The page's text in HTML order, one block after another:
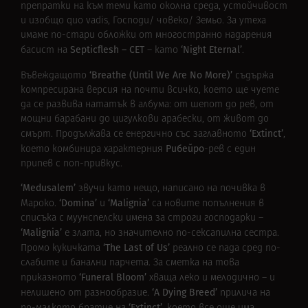
препратки на към теми като околна среда, устойчивост
и изобщо quo vadis, Господи/ човеко/ Земьо. За утеха
имаме по-стари обложки от многостранно надарения
басист на Septicflesh – СЕТ – като ‘Night Eternal’.
Въвеждащото ‘Breathe (Until We Are No More)’ съдържа
компресирана версия на почти всичко, което ще чуете
да се развива нататък в албума: от шепот до рев, от
мощни барабани до цигулкови арабески, от живот до
смърт. Продължава се енергично със заглавното ‘Extinct’,
което комбинира характерния Рибейро-рев с един
припев с поп-привкус.
‘Medusalem’ звучи като нещо, написано на почивка в
Мароко. ‘Domina’ и ‘Malignia’ са новите попълнения в
списъка с муунспелски имена за строги господарки –
‘Malignia’ е злата, но значително по-сексапилна сестра.
Промо кукичката ‘The Last of Us’ реално се пада сред по-
слабите и банални парчета. За сметка на това
приказното ‘Funeral Bloom’ хваща леко и мелодично – и
нелишено от разнообразие. ‘A Dying Breed’ прилича на